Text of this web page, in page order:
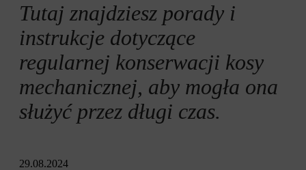
Tutaj znajdziesz porady i
instrukcje dotyczące
regularnej konserwacji kosy
mechanicznej, aby mogła ona
służyć przez długi czas.
29.08.2024